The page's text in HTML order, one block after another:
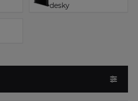
desky